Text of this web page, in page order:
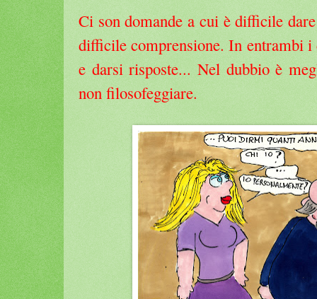
Ci son domande a cui è difficile
difficile comprensione. In entrambi
e darsi risposte... Nel dubbio è
non filosofeggiare.